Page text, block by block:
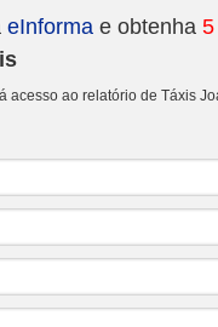
eInforma e obtenha
acesso ao relatório de Táxis